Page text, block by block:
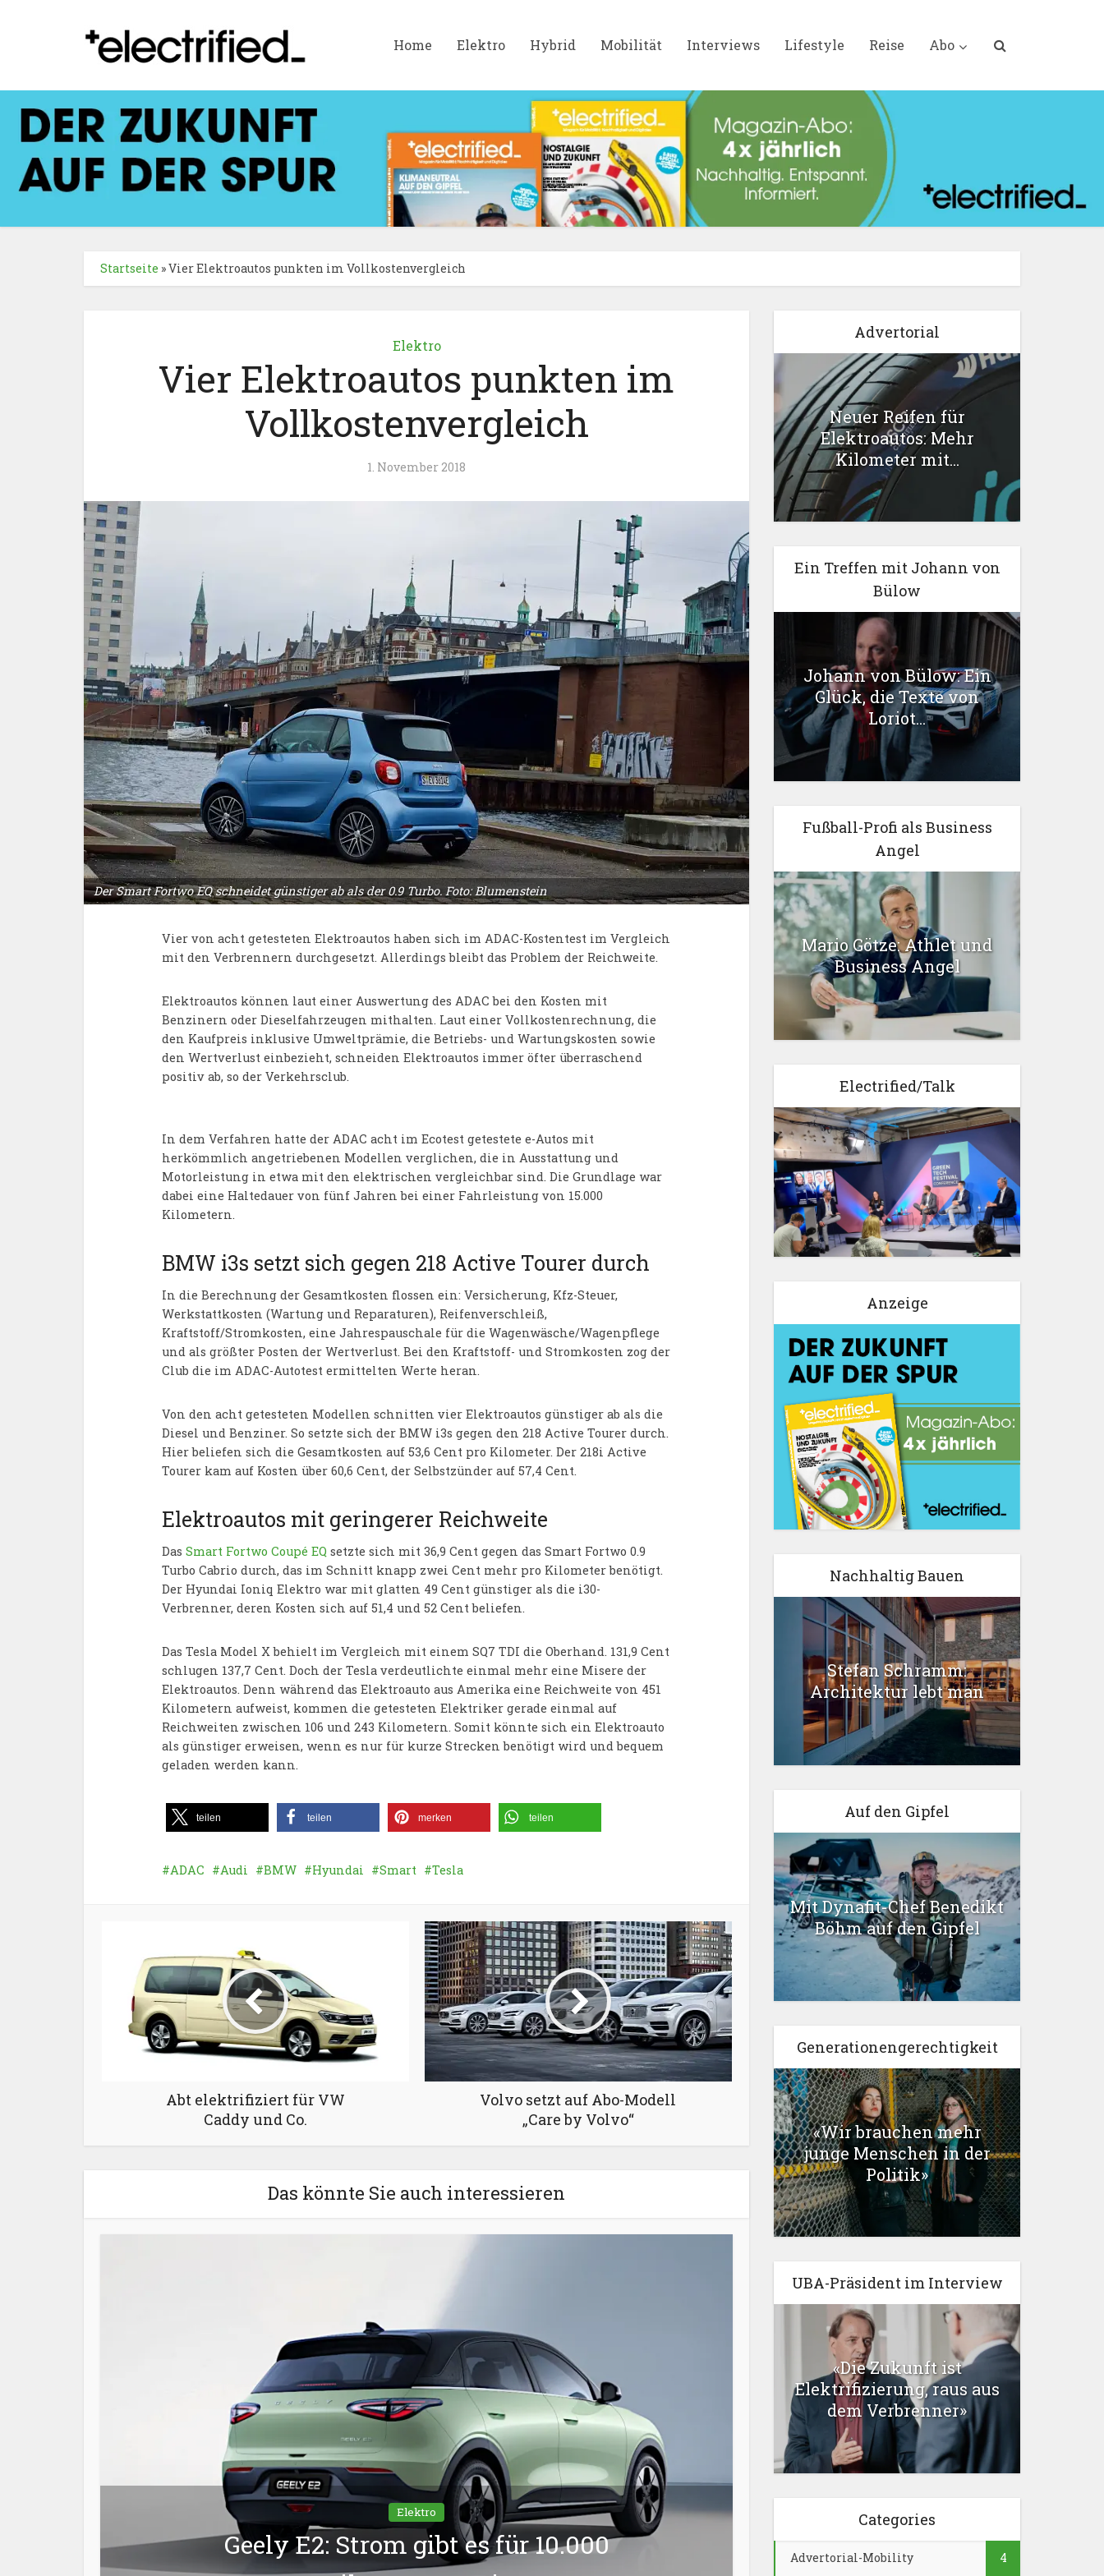
Home Elektro Hybrid Mobilität Interviews Lifestyle Reise Abo
Startseite »Vier Elektroautos punkten im Vollkostenvergleich
Elektro
Vier Elektroautos punkten im
Vollkostenvergleich
1. November 2018
Der Smart Fortwo EQ schneidet günstiger ab als der 0.9 Turbo. Foto: Blumenstein
Vier von acht getesteten Elektroautos haben sich im ADAC-Kostentest im Vergleich
mit den Verbrennern durchgesetzt. Allerdings bleibt das Problem der Reichweite.
Elektroautos können laut einer Auswertung des ADAC bei den Kosten mit
Benzinern oder Dieselfahrzeugen mithalten. Laut einer Vollkostenrechnung, die
den Kaufpreis inklusive Umweltprämie, die Betriebs- und Wartungskosten sowie
den Wertverlust einbezieht, schneiden Elektroautos immer öfter überraschend
positiv ab, so der Verkehrsclub.
In dem Verfahren hatte der ADAC acht im Ecotest getestete e-Autos mit
herkömmlich angetriebenen Modellen verglichen, die in Ausstattung und
Motorleistung in etwa mit den elektrischen vergleichbar sind. Die Grundlage war
dabei eine Haltedauer von fünf Jahren bei einer Fahrleistung von 15.000
Kilometern.
BMW i3s setzt sich gegen 218 Active Tourer durch
In die Berechnung der Gesamtkosten flossen ein: Versicherung, Kfz-Steuer,
Werkstattkosten (Wartung und Reparaturen), Reifenverschleiß,
Kraftstoff/Stromkosten, eine Jahrespauschale für die Wagenwäsche/Wagenpflege
und als größter Posten der Wertverlust. Bei den Kraftstoff- und Stromkosten zog der
Club die im ADAC-Autotest ermittelten Werte heran.
Von den acht getesteten Modellen schnitten vier Elektroautos günstiger ab als die
Diesel und Benziner. So setzte sich der BMW i3s gegen den 218 Active Tourer durch.
Hier beliefen sich die Gesamtkosten auf 53,6 Cent pro Kilometer. Der 218i Active
Tourer kam auf Kosten über 60,6 Cent, der Selbstzünder auf 57,4 Cent.
Elektroautos mit geringerer Reichweite
Das Smart Fortwo Coupé EQ setzte sich mit 36,9 Cent gegen das Smart Fortwo 0.9
Turbo Cabrio durch, das im Schnitt knapp zwei Cent mehr pro Kilometer benötigt.
Der Hyundai Ioniq Elektro war mit glatten 49 Cent günstiger als die i30-
Verbrenner, deren Kosten sich auf 51,4 und 52 Cent beliefen.
Das Tesla Model X behielt im Vergleich mit einem SQ7 TDI die Oberhand. 131,9 Cent
schlugen 137,7 Cent. Doch der Tesla verdeutlichte einmal mehr eine Misere der
Elektroautos. Denn während das Elektroauto aus Amerika eine Reichweite von 451
Kilometern aufweist, kommen die getesteten Elektriker gerade einmal auf
Reichweiten zwischen 106 und 243 Kilometern. Somit könnte sich ein Elektroauto
als günstiger erweisen, wenn es nur für kurze Strecken benötigt wird und bequem
geladen werden kann.
teilen teilen merken teilen
ADAC Audi BMW Hyundai Smart Tesla
Abt elektrifiziert für VW
Caddy und Co.
Volvo setzt auf Abo-Modell
„Care by Volvo“
Das könnte Sie auch interessieren
Elektro
Geely E2: Strom gibt es für 10.000
Advertorial
Neuer Reifen für
Elektroautos: Mehr
Kilometer mit...
Ein Treffen mit Johann von
Bülow
Johann von Bülow: Ein
Glück, die Texte von
Loriot...
Fußball-Profi als Business
Angel
Mario Götze: Athlet und
Business Angel
Electrified/Talk
Anzeige
Nachhaltig Bauen
Stefan Schramm:
Architektur lebt man
Auf den Gipfel
Mit Dynafit-Chef Benedikt
Böhm auf den Gipfel
Generationengerechtigkeit
«Wir brauchen mehr
junge Menschen in der
Politik»
UBA-Präsident im Interview
«Die Zukunft ist
Elektrifizierung, raus aus
dem Verbrenner»
Categories
Advertorial-Mobility 4